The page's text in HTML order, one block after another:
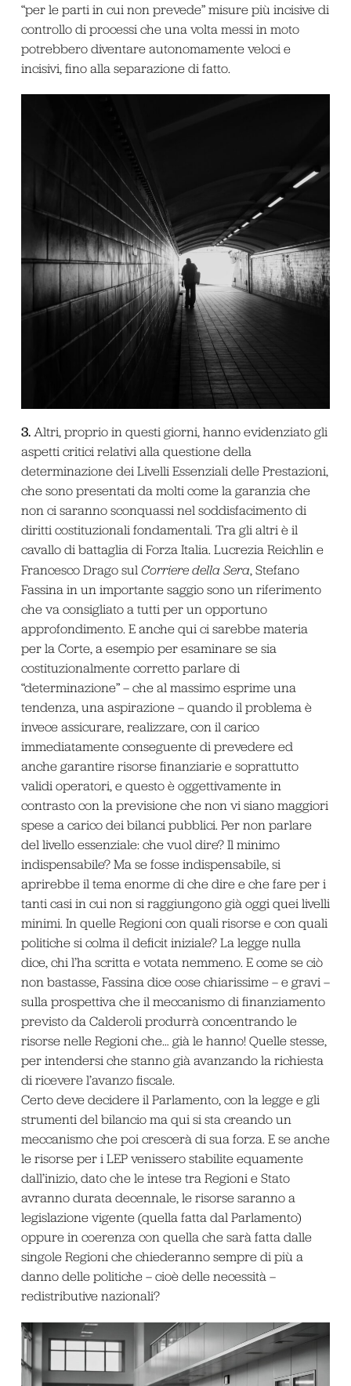
“per le parti in cui non prevede” misure più incisive di
controllo di processi che una volta messi in moto
potrebbero diventare autonomamente veloci e
incisivi, fino alla separazione di fatto.
3.Altri, proprio in questi giorni, hanno evidenziato gli
aspetti critici relativi alla questione della
determinazione dei Livelli Essenziali delle Prestazioni,
che sono presentati da molti come la garanzia che
non ci saranno sconquassi nel soddisfacimento di
diritti costituzionali fondamentali. Tra gli altri è il
cavallo di battaglia di Forza Italia. Lucrezia Reichlin e
Francesco Drago sul Corriere della Sera, Stefano
Fassina in un importante saggio sono un riferimento
che va consigliato a tutti per un opportuno
approfondimento. E anche qui ci sarebbe materia
per la Corte, a esempio per esaminare se sia
costituzionalmente corretto parlare di
“determinazione” – che al massimo esprime una
tendenza, una aspirazione – quando il problema è
invece assicurare, realizzare, con il carico
immediatamente conseguente di prevedere ed
anche garantire risorse finanziarie e soprattutto
validi operatori, e questo è oggettivamente in
contrasto con la previsione che non vi siano maggiori
spese a carico dei bilanci pubblici. Per non parlare
del livello essenziale: che vuol dire? Il minimo
indispensabile? Ma se fosse indispensabile, si
aprirebbe il tema enorme di che dire e che fare per i
tanti casi in cui non si raggiungono già oggi quei livelli
minimi. In quelle Regioni con quali risorse e con quali
politiche si colma il deficit iniziale? La legge nulla
dice, chi l’ha scritta e votata nemmeno. E come se ciò
non bastasse, Fassina dice cose chiarissime – e gravi –
sulla prospettiva che il meccanismo di finanziamento
previsto da Calderoli produrrà concentrando le
risorse nelle Regioni che… già le hanno! Quelle stesse,
per intendersi che stanno già avanzando la richiesta
di ricevere l’avanzo fiscale.
Certo deve decidere il Parlamento, con la legge e gli
strumenti del bilancio ma qui si sta creando un
meccanismo che poi crescerà di sua forza. E se anche
le risorse per i LEP venissero stabilite equamente
dall’inizio, dato che le intese tra Regioni e Stato
avranno durata decennale, le risorse saranno a
legislazione vigente (quella fatta dal Parlamento)
oppure in coerenza con quella che sarà fatta dalle
singole Regioni che chiederanno sempre di più a
danno delle politiche – cioè delle necessità –
redistributive nazionali?